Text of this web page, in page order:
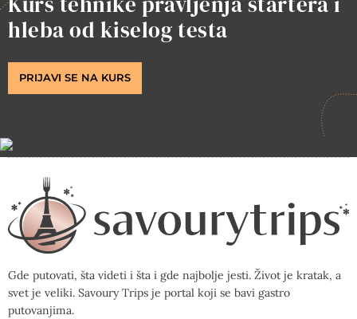
hleba od kiselog testa
PRIJAVI SE NA KURS
Gde putovati, šta videti i šta i gde najbolje jesti. Život je kratak, a
svet je veliki. Savoury Trips je portal koji se bavi gastro
putovanjima.